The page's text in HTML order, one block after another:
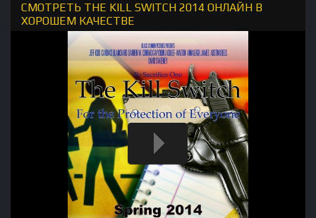
СМОТРЕТЬ THE KILL SWITCH 2014 ОНЛАЙН В
ХОРОШЕМ КАЧЕСТВЕ